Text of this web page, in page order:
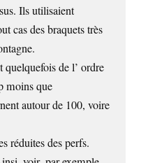
Ils utilisaient
cas des braquets très
quelquefois de l’ ordre
moins que
autour de 100, voire
réduites des perfs.